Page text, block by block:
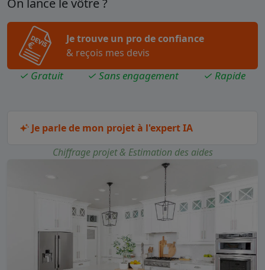
On lance le vôtre ?
Je trouve un pro de confiance
& reçois mes devis
✓ Gratuit ✓ Sans engagement ✓ Rapide
Je parle de mon projet à l'expert IA
Chiffrage projet & Estimation des aides